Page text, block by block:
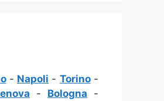
- Napoli - Torino-
- Bologna -